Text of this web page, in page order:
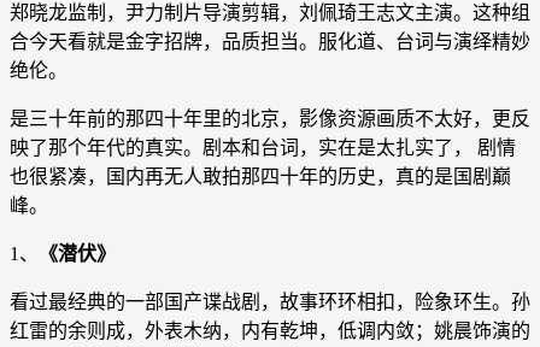
郑晓龙监制，尹力制片导演剪辑，刘佩琦王志文主演。这种组
合今天看就是金字招牌，品质担当。服化道、台词与演绎精妙
绝伦。
是三十年前的那四十年里的北京，影像资源画质不太好，更反
映了那个年代的真实。剧本和台词，实在是太扎实了， 剧情
也很紧凑，国内再无人敢拍那四十年的历史，真的是国剧巅
峰。
1、 《潜伏》
看过最经典的一部国产谍战剧，故事环环相扣，险象环生。孙
红雷的余则成，外表木纳，内有乾坤，低调内敛；姚晨饰演的